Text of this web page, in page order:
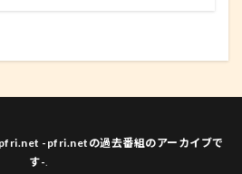
-pfri.netの過去番組のアーカイブで
す-.